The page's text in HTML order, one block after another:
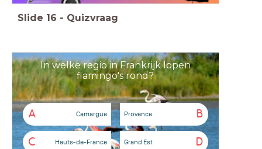
Slide 16 - Quizvraag
In welke regio in Frankrijk lopen
flamingo's rond?
A Camargue B
Provence
C Hauts-de-France D
Grand Est